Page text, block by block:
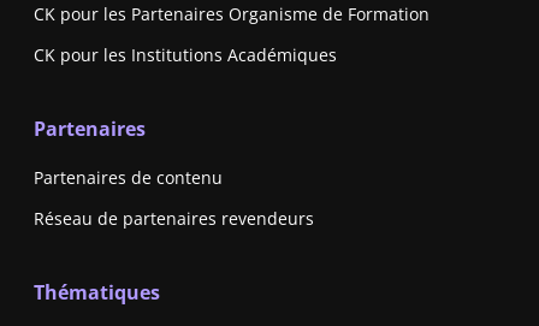
CK pour les Partenaires Organisme de Formation
CK pour les Institutions Académiques
Partenaires
Partenaires de contenu
Réseau de partenaires revendeurs
Thématiques